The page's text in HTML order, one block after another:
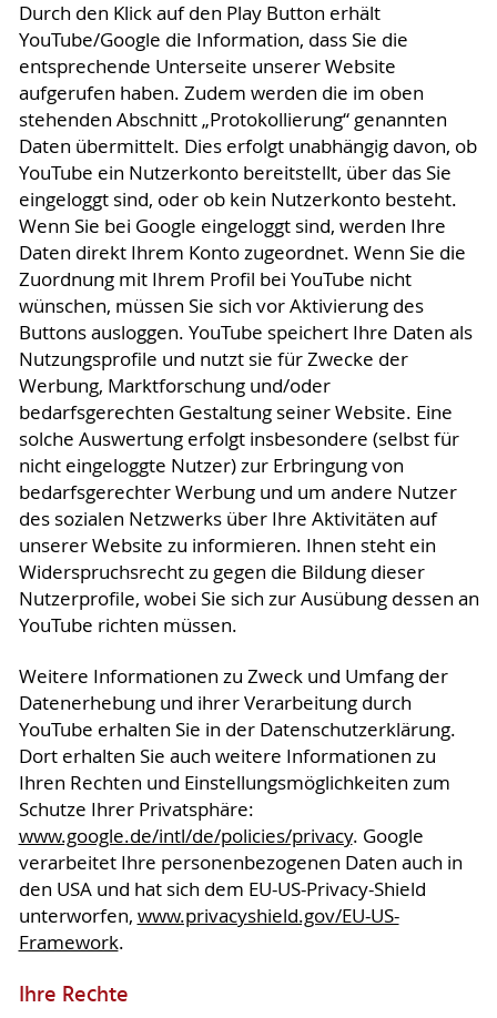
Durch den Klick auf den Play Button erhält
YouTube/Google die Information, dass Sie die
entsprechende Unterseite unserer Website
aufgerufen haben. Zudem werden die im oben
stehenden Abschnitt „Protokollierung“ genannten
Daten übermittelt. Dies erfolgt unabhängig davon, ob
YouTube ein Nutzerkonto bereitstellt, über das Sie
eingeloggt sind, oder ob kein Nutzerkonto besteht.
Wenn Sie bei Google eingeloggt sind, werden Ihre
Daten direkt Ihrem Konto zugeordnet. Wenn Sie die
Zuordnung mit Ihrem Profil bei YouTube nicht
wünschen, müssen Sie sich vor Aktivierung des
Buttons ausloggen. YouTube speichert Ihre Daten als
Nutzungsprofile und nutzt sie für Zwecke der
Werbung, Marktforschung und/oder
bedarfsgerechten Gestaltung seiner Website. Eine
solche Auswertung erfolgt insbesondere (selbst für
nicht eingeloggte Nutzer) zur Erbringung von
bedarfsgerechter Werbung und um andere Nutzer
des sozialen Netzwerks über Ihre Aktivitäten auf
unserer Website zu informieren. Ihnen steht ein
Widerspruchsrecht zu gegen die Bildung dieser
Nutzerprofile, wobei Sie sich zur Ausübung dessen an
YouTube richten müssen.
Weitere Informationen zu Zweck und Umfang der
Datenerhebung und ihrer Verarbeitung durch
YouTube erhalten Sie in der Datenschutzerklärung.
Dort erhalten Sie auch weitere Informationen zu
Ihren Rechten und Einstellungsmöglichkeiten zum
Schutze Ihrer Privatsphäre:
www.google.de/intl/de/policies/privacy. Google
verarbeitet Ihre personenbezogenen Daten auch in
den USA und hat sich dem EU-US-Privacy-Shield
unterworfen, www.privacyshield.gov/EU-US-
Framework.
Ihre Rechte